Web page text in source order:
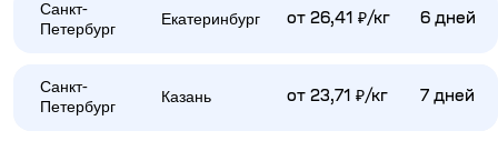
Санкт-
Петербург
Екатеринбург от 26,41 ₽/кг 6 дней
Санкт-
Петербург
Казань от 23,71 ₽/кг 7 дней